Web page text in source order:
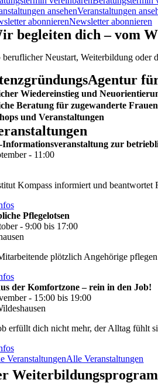
ansehenVeranstaltungen
abonnierenNewsletter abonnieren
begleiten dich – vom
beruflicher Neustart, Weiterbildung oder
Wiedereinstieg und
Beratung für zugewanderte Frauen
und Veranstaltungen
zur
- 11:00
Kompass informiert und beantwortet
Pflegelotsen
- 9:00 bis 17:00
plötzlich Angehörige
der Komfortzone – rein in den Job!
- 15:00 bis 19:00
erfüllt dich nicht mehr, der Alltag fühlt
VeranstaltungenAlle Veranstaltungen